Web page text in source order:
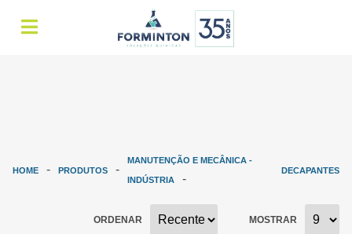
HOME PRODUTOS
MANUTENÇÃO E MECÂNICA -
INDÚSTRIA
DECAPANTES
ORDENAR MOSTRAR